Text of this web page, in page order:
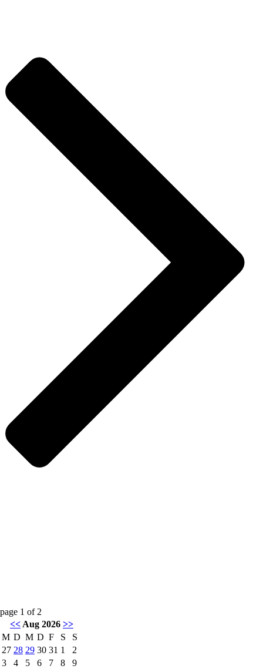
page 1 of 2
<< Aug 2026 >>
M D M D F S
S
27 28 29 30 31 1
2
3
4 5 6 7 8
9